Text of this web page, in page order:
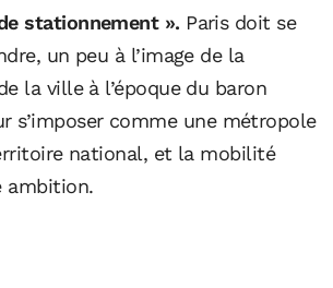
stationnement ». Paris doit se
un peu à l’image de la
la ville à l’époque du baron
s’imposer comme une métropole
national, et la mobilité
ambition.